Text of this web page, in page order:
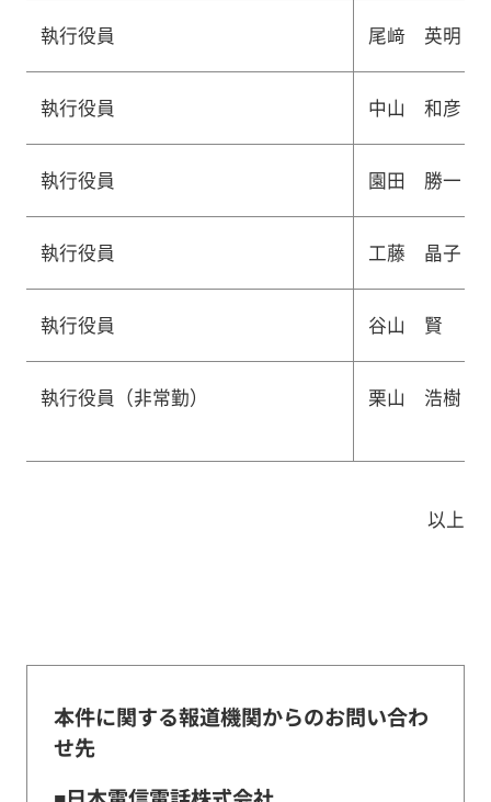
執行役員 尾﨑 英明
執行役員 中山 和彦
執行役員 園田 勝一
執行役員 工藤 晶子
執行役員 谷山 賢
執行役員（非常勤） 栗山 浩樹
以上
本件に関する報道機関からのお問い合わ
せ先